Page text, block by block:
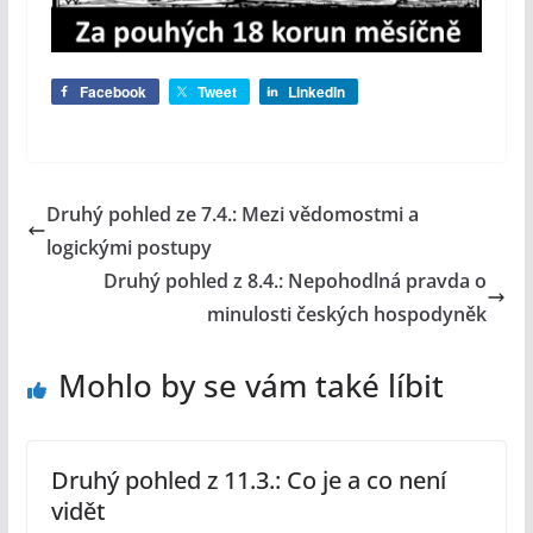
Facebook Tweet LinkedIn
Druhý pohled ze 7.4.: Mezi vědomostmi a
logickými postupy
Druhý pohled z 8.4.: Nepohodlná pravda o
minulosti českých hospodyněk
Mohlo by se vám také líbit
Druhý pohled z 11.3.: Co je a co není
vidět